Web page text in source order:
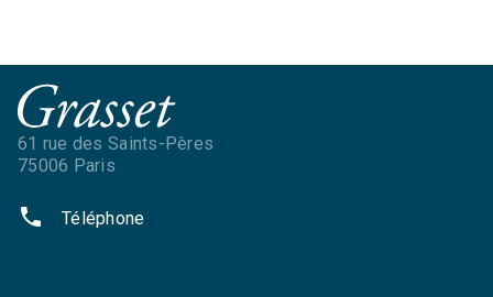
61 rue des Saints-Pères
75006 Paris
phone Téléphone